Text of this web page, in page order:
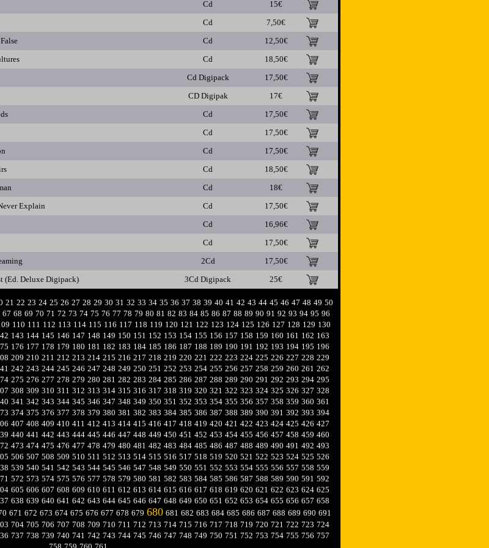
Cd
15€
Cd
7,50€
Cd
12,50€
Cd
18,50€
Cd Digipack
17,50€
CD Digipak
17€
Cd
17,50€
Cd
17,50€
Cd
17,50€
Cd
18,50€
Cd
18€
Explain Cd
17,50€
Cd
16,96€
Cd
17,50€
2Cd
17,50€
(Ed. Deluxe Digipack) 3Cd Digipack 25€
21 22 23 24 25 26 27 28 29 30 31 32 33 34 35 36 37 38 39 40 41 42 43 44 45 46 47 48 49 50
67 68 69 70 71 72 73 74 75 76 77 78 79 80 81 82 83 84 85 86 87 88 89 90 91 92 93 94 95 96
110 111 112 113 114 115 116 117 118 119 120 121 122 123 124 125 126 127 128 129 130
143 144 145 146 147 148 149 150 151 152 153 154 155 156 157 158 159 160 161 162 163
176 177 178 179 180 181 182 183 184 185 186 187 188 189 190 191 192 193 194 195 196
209 210 211 212 213 214 215 216 217 218 219 220 221 222 223 224 225 226 227 228 229
242 243 244 245 246 247 248 249 250 251 252 253 254 255 256 257 258 259 260 261 262
275 276 277 278 279 280 281 282 283 284 285 286 287 288 289 290 291 292 293 294 295
308 309 310 311 312 313 314 315 316 317 318 319 320 321 322 323 324 325 326 327 328
341 342 343 344 345 346 347 348 349 350 351 352 353 354 355 356 357 358 359 360 361
374 375 376 377 378 379 380 381 382 383 384 385 386 387 388 389 390 391 392 393 394
407 408 409 410 411 412 413 414 415 416 417 418 419 420 421 422 423 424 425 426 427
440 441 442 443 444 445 446 447 448 449 450 451 452 453 454 455 456 457 458 459 460
473 474 475 476 477 478 479 480 481 482 483 484 485 486 487 488 489 490 491 492 493
506 507 508 509 510 511 512 513 514 515 516 517 518 519 520 521 522 523 524 525 526
539 540 541 542 543 544 545 546 547 548 549 550 551 552 553 554 555 556 557 558 559
572 573 574 575 576 577 578 579 580 581 582 583 584 585 586 587 588 589 590 591 592
605 606 607 608 609 610 611 612 613 614 615 616 617 618 619 620 621 622 623 624 625
638 639 640 641 642 643 644 645 646 647 648 649 650 651 652 653 654 655 656 657 658
671 672 673 674 675 676 677 678 679 680 681 682 683 684 685 686 687 688 689 690 691
704 705 706 707 708 709 710 711 712 713 714 715 716 717 718 719 720 721 722 723 724
737 738 739 740 741 742 743 744 745 746 747 748 749 750 751 752 753 754 755 756 757